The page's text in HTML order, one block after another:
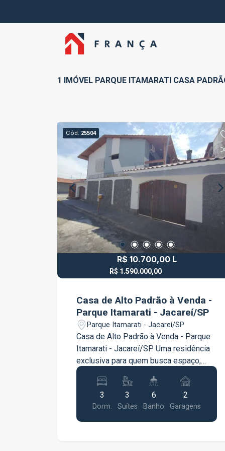
1 IMÓVEL PARQUE ITAMARATI CASA
Cód. 25504
R$ 10.700,00 L
R$ 1.590.000,00
Casa de Alto Padrão à Venda -
Parque Itamarati - Jacareí/SP
Parque Itamarati - Jacareí/SP
Casa de Alto Padrão à Venda - Parque
Itamarati - Jacareí/SP Uma residência
exclusiva para quem busca espaço,
conforto, sofisticação e privacidade em
um imóvel completo e com excelente
estrutura. Com 400 m² de área
construída, esta casa foi
cuidadosamente projetada para
3
Dorm.
3
Suítes
6
Banho
2
Garagens